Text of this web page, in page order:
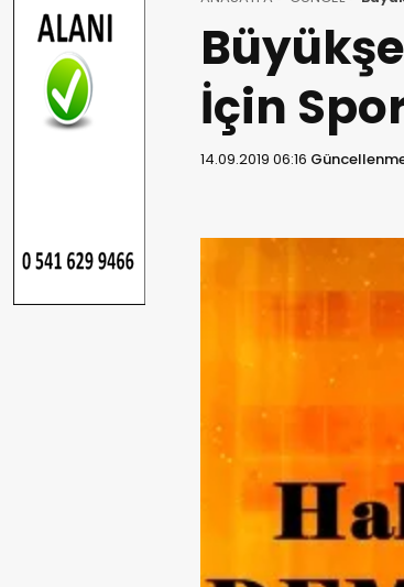
İçin
14.09.2019 06:16